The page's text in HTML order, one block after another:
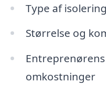
Type af
Størrelse og
omkostninger